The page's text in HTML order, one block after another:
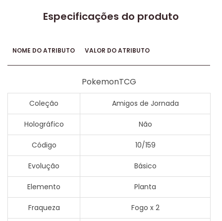
Especificações do produto
NOME DO ATRIBUTO VALOR DO ATRIBUTO
PokemonTCG
Coleção Amigos de Jornada
Holográfico Não
Código 10/159
Evolução Básico
Elemento Planta
Fraqueza Fogo x 2